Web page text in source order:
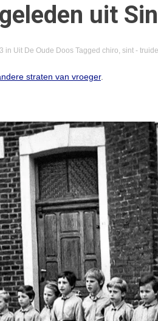
uit
in Uit De Oude Doos Tagged chiro, sint -
straten van vroeger.